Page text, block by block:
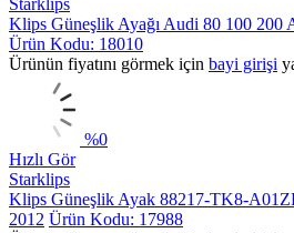
Klips Güneşlik Ayağı Audi 80 100 200
Ürün Kodu: 18010
Ürünün fiyatını görmek için bayi girişi
%0
Hızlı Gör
Starklips
Klips Güneşlik Ayak 88217-TK8-
2012 Ürün Kodu: 17988